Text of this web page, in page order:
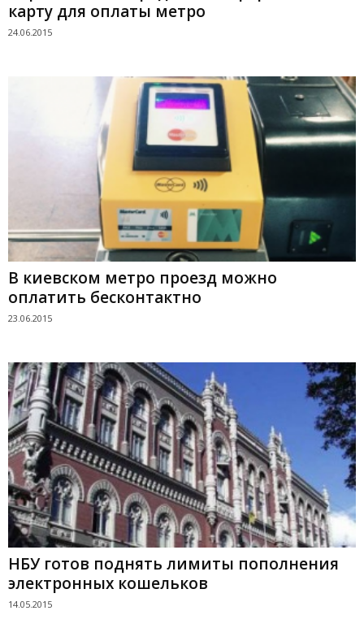
карту для оплаты метро
24.06.2015
В киевском метро проезд можно
оплатить бесконтактно
23.06.2015
НБУ готов поднять лимиты пополнения
электронных кошельков
14.05.2015